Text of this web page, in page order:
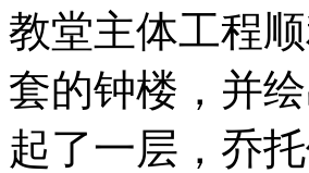
教堂主体工程
套的钟楼，并
起了一层，乔